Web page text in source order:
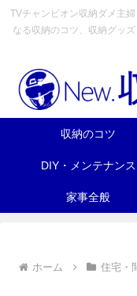
TVチャンピオン収納ダメ主
なる収納のコツ、収納グッ
収納のコツ
DIY・メンテナンス
家事全般
ホーム 住宅・